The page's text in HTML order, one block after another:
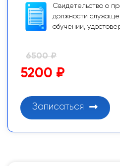
Свидетельство о
должности
обучении,
6500 ₽
5200 ₽
Записаться